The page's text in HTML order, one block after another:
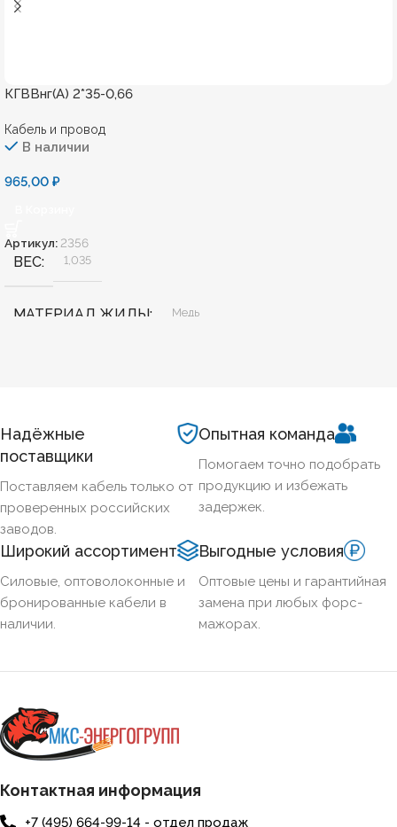
КГВВнг(А) 2*35-0,66
Кабель и провод
В наличии
965,00 ₽
Артикул: 2356
ВЕС 1,035
МАТЕРИАЛ ЖИЛЫ Медь
ОГНЕСТОЙКИЙ
НАЛИЧИЕ ЭКРАНА
БРОНИРОВАННЫЙ
Надёжные
поставщики
Поставляем кабель только от
проверенных российских
заводов.
Опытная команда
Помогаем точно подобрать
продукцию и избежать
задержек.
Широкий ассортимент
Силовые, оптоволоконные и
бронированные кабели в
наличии.
Выгодные условия
Оптовые цены и гарантийная
замена при любых форс-
мажорах.
Контактная информация
+7 (495) 664-99-14 - отдел продаж